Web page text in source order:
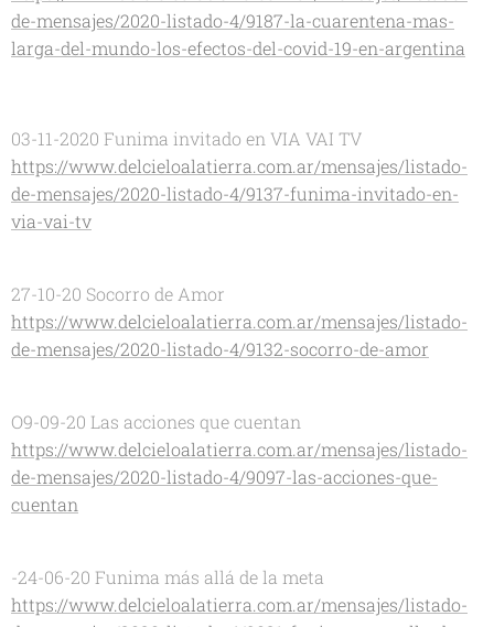
de-mensajes/2020-listado-4/9187-la-cuarentena-mas-
larga-del-mundo-los-efectos-del-covid-19-en-argentina
03-11-2020 Funima invitado en VIA VAI TV
https://www.delcieloalatierra.com.ar/mensajes/listado-
de-mensajes/2020-listado-4/9137-funima-invitado-en-
via-vai-tv
27-10-20 Socorro de Amor
https://www.delcieloalatierra.com.ar/mensajes/listado-
de-mensajes/2020-listado-4/9132-socorro-de-amor
O9-09-20 Las acciones que cuentan
https://www.delcieloalatierra.com.ar/mensajes/listado-
de-mensajes/2020-listado-4/9097-las-acciones-que-
cuentan
-24-06-20 Funima más allá de la meta
https://www.delcieloalatierra.com.ar/mensajes/listado-